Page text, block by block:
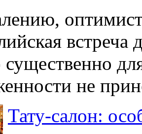
существенно
не
Тату-салон: